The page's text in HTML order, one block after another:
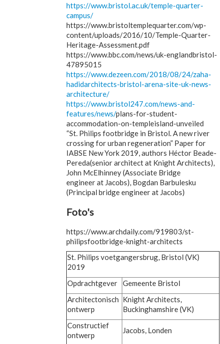
https://www.bristol.ac.uk/temple-quarter-
campus/
https://www.bristoltemplequarter.com/wp-
content/uploads/2016/10/Temple-Quarter-
Heritage-Assessment.pdf
https://www.bbc.com/news/uk-englandbristol-
47895015
https://www.dezeen.com/2018/08/24/zaha-
hadidarchitects-bristol-arena-site-uk-news-
architecture/
https://www.bristol247.com/news-and-
features/news/plans-for-student-
accommodation-on-templeisland-unveiled
“St. Philips footbridge in Bristol. A new river
crossing for urban regeneration” Paper for
IABSE New York 2019, authors Héctor Beade-
Pereda(senior architect at Knight Architects),
John McElhinney (Associate Bridge
engineer at Jacobs), Bogdan Barbulesku
(Principal bridge engineer at Jacobs)
Foto's
https://www.archdaily.com/919803/st-
philipsfootbridge-knight-architects
St. Philips voetgangersbrug, Bristol (VK)
2019
Opdrachtgever
Gemeente Bristol
Architectonisch
ontwerp
Knight Architects,
Buckinghamshire (VK)
Constructief
ontwerp
Jacobs, Londen